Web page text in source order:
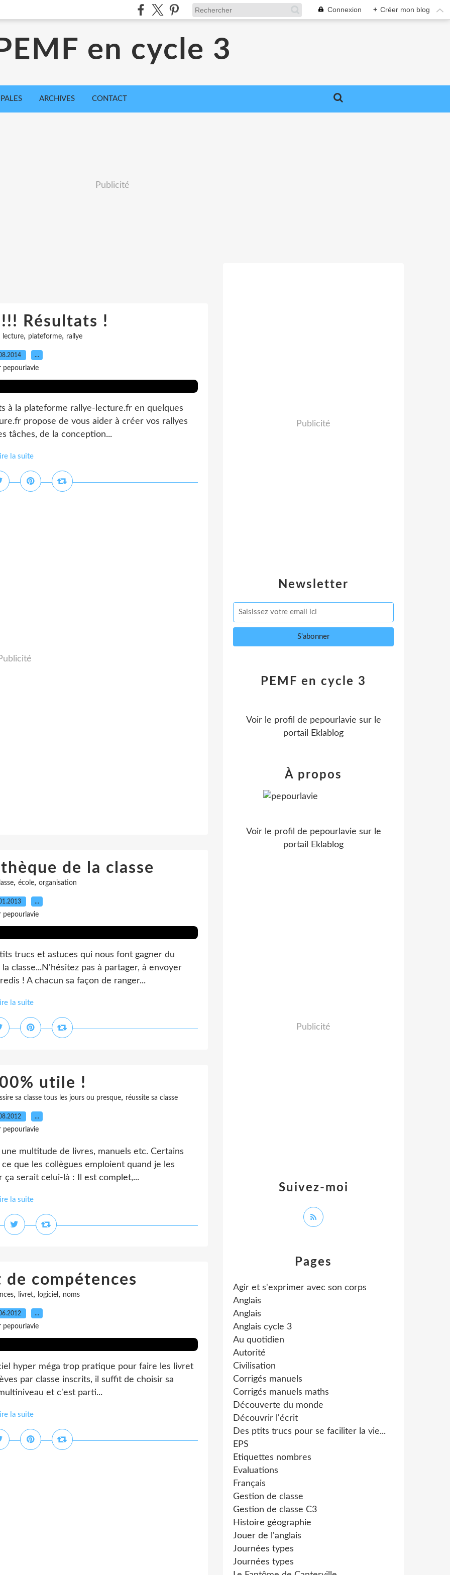
Connexion + Créer mon blog
en cycle 3
ARCHIVES CONTACT
Publicité
Résultats !
lecture, plateforme, rallye
…
pepourlavie
à la plateforme rallye-lecture.fr en quelques
propose de vous aider à créer vos rallyes
tâches, de la conception...
la suite
de la classe
, école, organisation
…
pepourlavie
trucs et astuces qui nous font gagner du
classe...N'hésitez pas à partager, à envoyer
! A chacun sa façon de ranger...
la suite
utile !
sa classe tous les jours ou presque, réussite sa classe
…
pepourlavie
multitude de livres, manuels etc. Certains
que les collègues emploient quand je les
ça serait celui-là : Il est complet,...
la suite
compétences
, livret, logiciel, noms
…
pepourlavie
hyper méga trop pratique pour faire les livret
par classe inscrits, il suffit de choisir sa
et c'est parti...
la suite
Newsletter
Publicité
Pages
Agir et s'exprimer avec son corps
Anglais
Anglais
Anglais cycle 3
Au quotidien
Autorité
Civilisation
Corrigés manuels
Corrigés manuels maths
Découverte du monde
Découvrir l'écrit
Des ptits trucs pour se faciliter la vie...
EPS
Etiquettes nombres
Evaluations
Français
Gestion de classe
Gestion de classe C3
Histoire géographie
Jouer de l'anglais
Journées types
Journées types
PEMF en cycle 3
Voir le profil de pepourlavie sur le
portail Eklablog
Suivez-moi
À propos
Voir le profil de pepourlavie sur le
portail Eklablog
Publicité